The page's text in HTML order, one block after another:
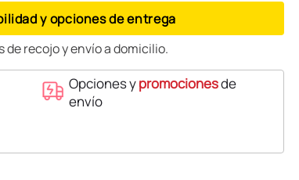
y opciones de entrega
recojo y envío a domicilio.
Opciones ypromocionesde
envío